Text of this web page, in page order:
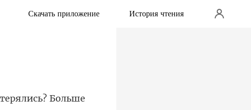
Скачать приложение История чтения
Бо